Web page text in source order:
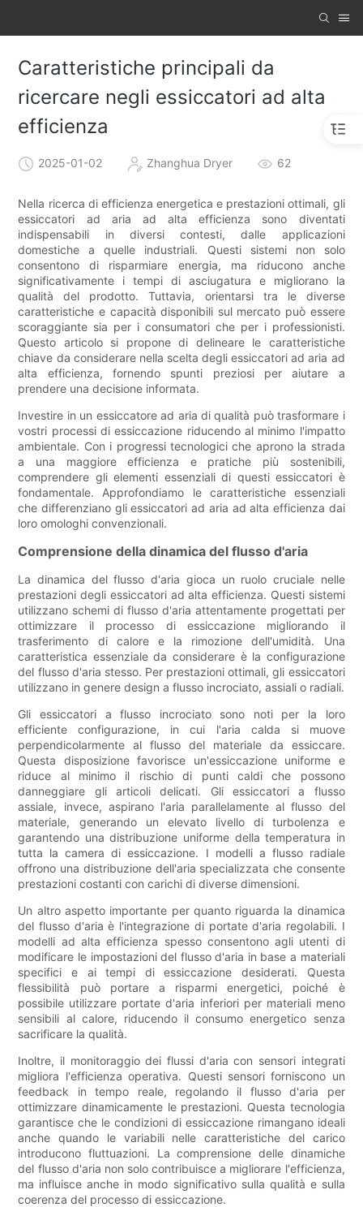
Caratteristiche principali da
ricercare negli essiccatori ad alta
efficienza
2025-01-02 Zhanghua Dryer 62
Nella ricerca di efficienza energetica e prestazioni ottimali, gli
essiccatori ad aria ad alta efficienza sono diventati
indispensabili in diversi contesti, dalle applicazioni
domestiche a quelle industriali. Questi sistemi non solo
consentono di risparmiare energia, ma riducono anche
significativamente i tempi di asciugatura e migliorano la
qualità del prodotto. Tuttavia, orientarsi tra le diverse
caratteristiche e capacità disponibili sul mercato può essere
scoraggiante sia per i consumatori che per i professionisti.
Questo articolo si propone di delineare le caratteristiche
chiave da considerare nella scelta degli essiccatori ad aria ad
alta efficienza, fornendo spunti preziosi per aiutare a
prendere una decisione informata.
Investire in un essiccatore ad aria di qualità può trasformare i
vostri processi di essiccazione riducendo al minimo l'impatto
ambientale. Con i progressi tecnologici che aprono la strada
a una maggiore efficienza e pratiche più sostenibili,
comprendere gli elementi essenziali di questi essiccatori è
fondamentale. Approfondiamo le caratteristiche essenziali
che differenziano gli essiccatori ad aria ad alta efficienza dai
loro omologhi convenzionali.
Comprensione della dinamica del flusso d'aria
La dinamica del flusso d'aria gioca un ruolo cruciale nelle
prestazioni degli essiccatori ad alta efficienza. Questi sistemi
utilizzano schemi di flusso d'aria attentamente progettati per
ottimizzare il processo di essiccazione migliorando il
trasferimento di calore e la rimozione dell'umidità. Una
caratteristica essenziale da considerare è la configurazione
del flusso d'aria stesso. Per prestazioni ottimali, gli essiccatori
utilizzano in genere design a flusso incrociato, assiali o radiali.
Gli essiccatori a flusso incrociato sono noti per la loro
efficiente configurazione, in cui l'aria calda si muove
perpendicolarmente al flusso del materiale da essiccare.
Questa disposizione favorisce un'essiccazione uniforme e
riduce al minimo il rischio di punti caldi che possono
danneggiare gli articoli delicati. Gli essiccatori a flusso
assiale, invece, aspirano l'aria parallelamente al flusso del
materiale, generando un elevato livello di turbolenza e
garantendo una distribuzione uniforme della temperatura in
tutta la camera di essiccazione. I modelli a flusso radiale
offrono una distribuzione dell'aria specializzata che consente
prestazioni costanti con carichi di diverse dimensioni.
Un altro aspetto importante per quanto riguarda la dinamica
del flusso d'aria è l'integrazione di portate d'aria regolabili. I
modelli ad alta efficienza spesso consentono agli utenti di
modificare le impostazioni del flusso d'aria in base a materiali
specifici e ai tempi di essiccazione desiderati. Questa
flessibilità può portare a risparmi energetici, poiché è
possibile utilizzare portate d'aria inferiori per materiali meno
sensibili al calore, riducendo il consumo energetico senza
sacrificare la qualità.
Inoltre, il monitoraggio dei flussi d'aria con sensori integrati
migliora l'efficienza operativa. Questi sensori forniscono un
feedback in tempo reale, regolando il flusso d'aria per
ottimizzare dinamicamente le prestazioni. Questa tecnologia
garantisce che le condizioni di essiccazione rimangano ideali
anche quando le variabili nelle caratteristiche del carico
introducono fluttuazioni. La comprensione delle dinamiche
del flusso d'aria non solo contribuisce a migliorare l'efficienza,
ma influisce anche in modo significativo sulla qualità e sulla
coerenza del processo di essiccazione.